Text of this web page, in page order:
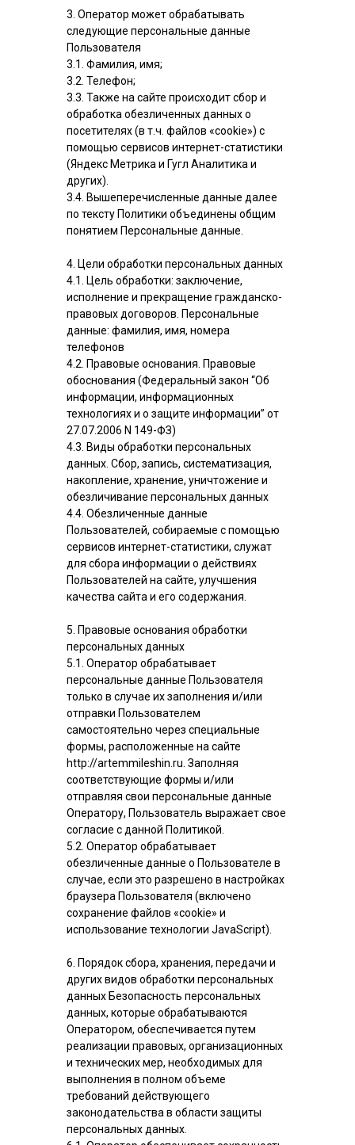
3. Оператор может обрабатывать
следующие персональные данные
Пользователя
3.1. Фамилия, имя;
3.2. Телефон;
3.3. Также на сайте происходит сбор и
обработка обезличенных данных о
посетителях (в т.ч. файлов «cookie») с
помощью сервисов интернет-статистики
(Яндекс Метрика и Гугл Аналитика и
других).
3.4. Вышеперечисленные данные далее
по тексту Политики объединены общим
понятием Персональные данные.
4. Цели обработки персональных данных
4.1. Цель обработки: заключение,
исполнение и прекращение гражданско-
правовых договоров. Персональные
данные: фамилия, имя, номера
телефонов
4.2. Правовые основания. Правовые
обоснования (Федеральный закон “Об
информации, информационных
технологиях и о защите информации” от
27.07.2006 N 149-ФЗ)
4.3. Виды обработки персональных
данных. Сбор, запись, систематизация,
накопление, хранение, уничтожение и
обезличивание персональных данных
4.4. Обезличенные данные
Пользователей, собираемые с помощью
сервисов интернет-статистики, служат
для сбора информации о действиях
Пользователей на сайте, улучшения
качества сайта и его содержания.
5. Правовые основания обработки
персональных данных
5.1. Оператор обрабатывает
персональные данные Пользователя
только в случае их заполнения и/или
отправки Пользователем
самостоятельно через специальные
формы, расположенные на сайте
http://artemmileshin.ru. Заполняя
соответствующие формы и/или
отправляя свои персональные данные
Оператору, Пользователь выражает свое
согласие с данной Политикой.
5.2. Оператор обрабатывает
обезличенные данные о Пользователе в
случае, если это разрешено в настройках
браузера Пользователя (включено
сохранение файлов «cookie» и
использование технологии JavaScript).
6. Порядок сбора, хранения, передачи и
других видов обработки персональных
данных Безопасность персональных
данных, которые обрабатываются
Оператором, обеспечивается путем
реализации правовых, организационных
и технических мер, необходимых для
выполнения в полном объеме
требований действующего
законодательства в области защиты
персональных данных.